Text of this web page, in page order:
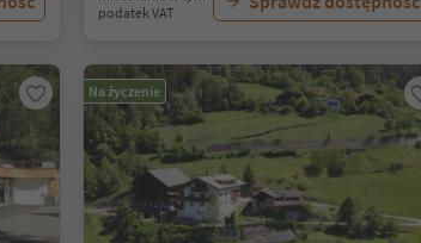
podatek VAT
Na życzenie